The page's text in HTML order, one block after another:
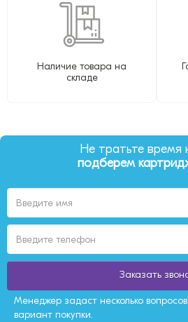
Наличие товара на
складе
Не тратьте время
подберем
Заказать
Менеджер задаст несколько
вариант покупки.